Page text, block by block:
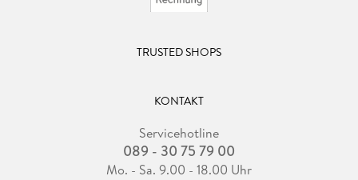
TRUSTED SHOPS
KONTAKT
Servicehotline
089 - 30 75 79 00
Mo. - Sa. 9.00 - 18.00 Uhr